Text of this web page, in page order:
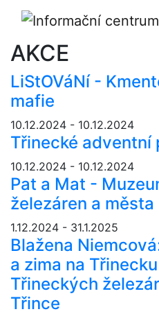
AKCE
LiStOVáNí -
mafie
10.12.2024 - 10.12.2024
Třinecké adventní
10.12.2024 - 10.12.2024
Pat a Mat -
železáren a města
1.12.2024 - 31.1.2025
Blažena
a zima na
Třineckých
Třince